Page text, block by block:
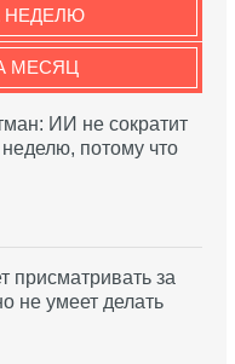
НЕДЕЛЮ
МЕСЯЦ
ИИ не сократит
потому что
присматривать за
не умеет делать